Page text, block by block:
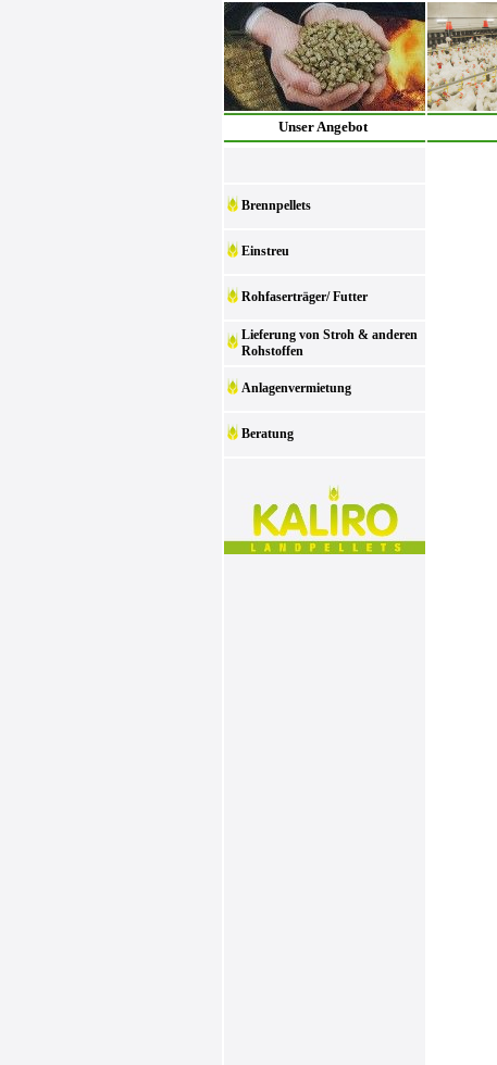
Unser Angebot
Brennpellets
Einstreu
Rohfaserträger/ Futter
Lieferung von Stroh & anderen
Rohstoffen
Anlagenvermietung
Beratung